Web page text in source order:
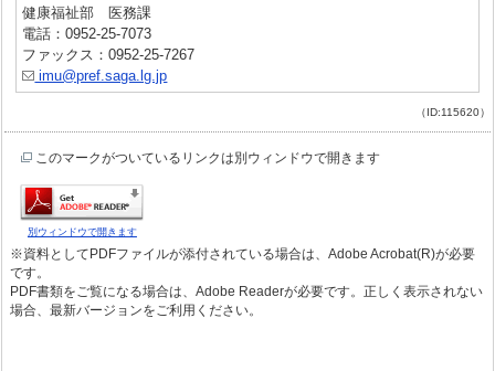
健康福祉部 医務課
電話：0952-25-7073
ファックス：0952-25-7267
imu@pref.saga.lg.jp
（ID:115620）
このマークがついているリンクは別ウィンドウで開きます
別ウィンドウで開きます
※資料としてPDFファイルが添付されている場合は、Adobe Acrobat(R)が必要
です。
PDF書類をご覧になる場合は、Adobe Readerが必要です。正しく表示されない
場合、最新バージョンをご利用ください。